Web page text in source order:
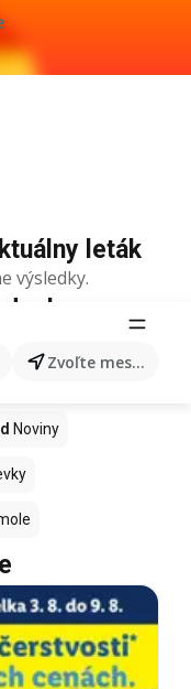
Zvoľte mesto
leták
výsledky.
Noviny